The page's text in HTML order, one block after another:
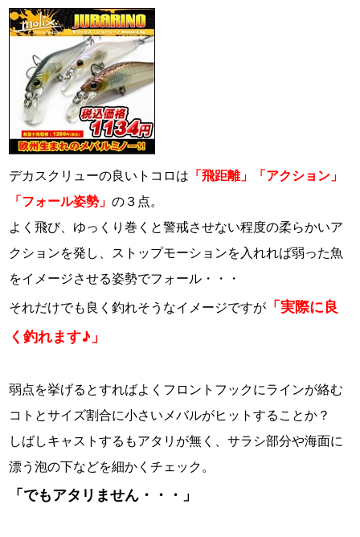
デカスクリューの良いトコロは 「飛距離」「アクション」
「フォール姿勢」の３点。
よく飛び、ゆっくり巻くと警戒させない程度の柔らかいア
クションを発し、ストップモーションを入れれば弱った魚
をイメージさせる姿勢でフォール・・・
それだけでも良く釣れそうなイメージですが 「実際に良
く釣れます♪」
弱点を挙げるとすればよくフロントフックにラインが絡む
コトとサイズ割合に小さいメバルがヒットすることか？
しばしキャストするもアタリが無く、サラシ部分や海面に
漂う泡の下などを細かくチェック。
「でもアタリません・・・」